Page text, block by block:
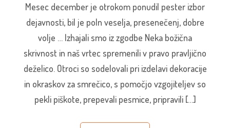
Mesec december je otrokom ponudil pester izbor
dejavnosti, bil je poln veselja, presenečenj, dobre
volje … Izhajali smo iz zgodbe Neka božična
skrivnost in naš vrtec spremenili v pravo pravljično
deželico. Otroci so sodelovali pri izdelavi dekoracije
in okraskov za smrečico, s pomočjo vzgojiteljev so
pekli piškote, prepevali pesmice, pripravili […]